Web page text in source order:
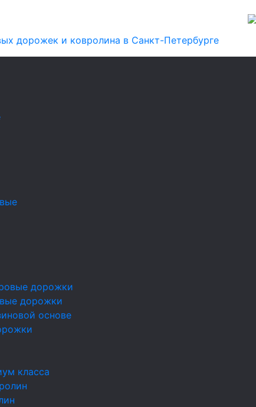
дорожек и ковролина в Санкт-Петербурге
дорожки
дорожки
основе
класса